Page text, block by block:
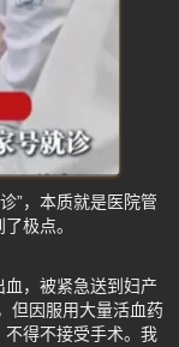
”，本质就是医院管
极点。
，被紧急送到妇产
但因服用大量活血药
得不接受手术。我